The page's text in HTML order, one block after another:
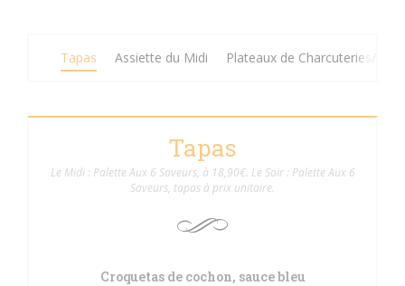
Tapas Assiette du Midi Plateaux de Charcuteries/
Tapas
Le Midi : Palette Aux 6 Saveurs, à 18,90€. Le Soir : Palette Aux 6
Saveurs, tapas à prix unitaire.
Croquetas de cochon, sauce bleu